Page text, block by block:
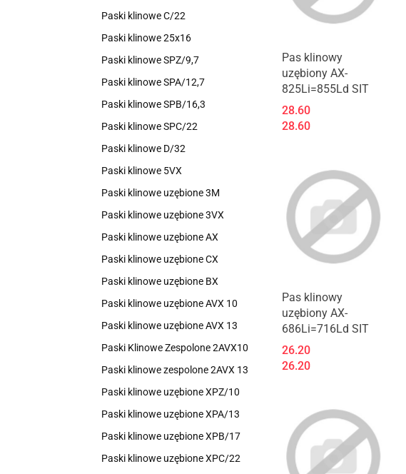
Paski klinowe C/22
Paski klinowe 25x16
Paski klinowe SPZ/9,7
Paski klinowe SPA/12,7
Paski klinowe SPB/16,3
Paski klinowe SPC/22
Paski klinowe D/32
Paski klinowe 5VX
Paski klinowe uzębione 3M
Paski klinowe uzębione 3VX
Paski klinowe uzębione AX
Paski klinowe uzębione CX
Paski klinowe uzębione BX
Paski klinowe uzębione AVX 10
Paski klinowe uzębione AVX 13
Paski Klinowe Zespolone 2AVX10
Paski klinowe zespolone 2AVX 13
Paski klinowe uzębione XPZ/10
Paski klinowe uzębione XPA/13
Paski klinowe uzębione XPB/17
Paski klinowe uzębione XPC/22
Pas klinowy
uzębiony AX-
825Li=855Ld SIT
28.60
28.60
Pas klinowy
uzębiony AX-
686Li=716Ld SIT
26.20
26.20